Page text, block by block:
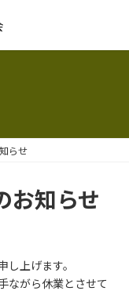
らせ
お知らせ
上げます。
ながら休業とさせて